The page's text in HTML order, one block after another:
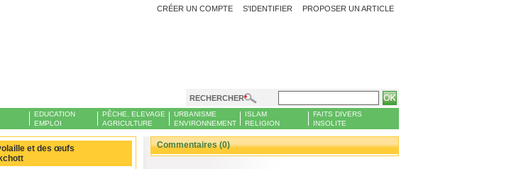
PROPOSER UN ARTICLE
CRÉER UN COMPTE S'IDENTIFIER
RECHERCHER
EDUCATION
EMPLOI
PÊCHE, ELEVAGE
AGRICULTURE
URBANISME
ENVIRONNEMENT
ISLAM
RELIGION
FAITS DIVERS
INSOLITE
et des œufs
Commentaires (0)